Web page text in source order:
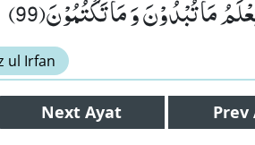
مَا تُبْدُوْنَ وَ مَا تَكْتُمُوْنَ(99)
ul Irfan
Next Ayat Prev